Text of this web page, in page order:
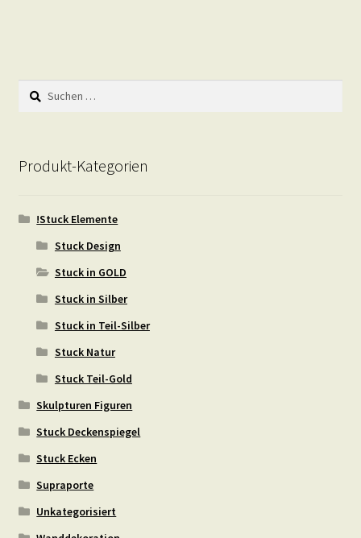
Suchen
nach:
Produkt-Kategorien
!Stuck Elemente
Stuck Design
Stuck in GOLD
Stuck in Silber
Stuck in Teil-Silber
Stuck Natur
Stuck Teil-Gold
Skulpturen Figuren
Stuck Deckenspiegel
Stuck Ecken
Supraporte
Unkategorisiert